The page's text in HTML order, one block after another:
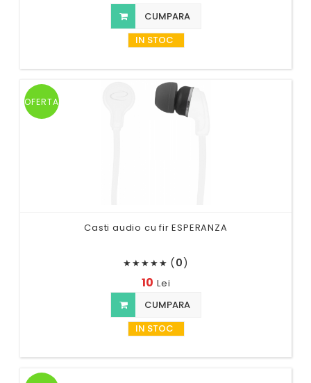
CUMPARA
IN STOC
OFERTA
Casti audio cu fir ESPERANZA
★★★★★ (0)
10 Lei
CUMPARA
IN STOC